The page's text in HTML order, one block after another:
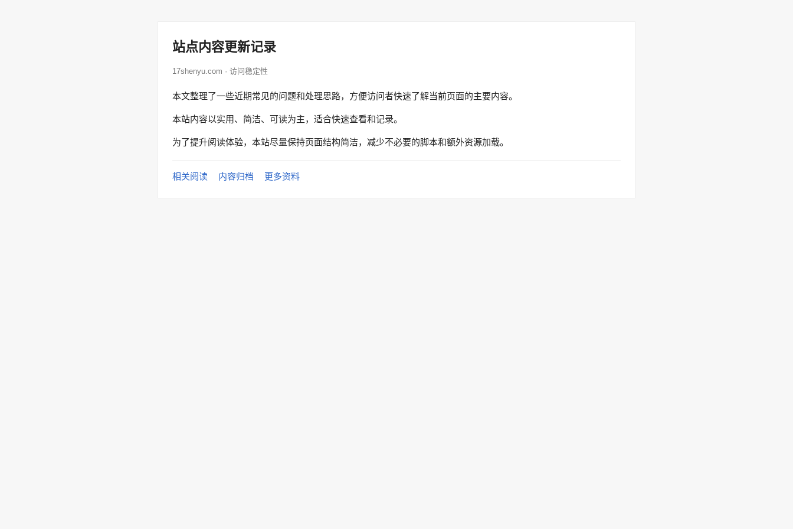
站点内容更新记录
17shenyu.com · 访问稳定性
本文整理了一些近期常见的问题和处理思路，方便访问者快速了解当前页面的主要内容。
本站内容以实用、简洁、可读为主，适合快速查看和记录。
为了提升阅读体验，本站尽量保持页面结构简洁，减少不必要的脚本和额外资源加载。
相关阅读 内容归档 更多资料